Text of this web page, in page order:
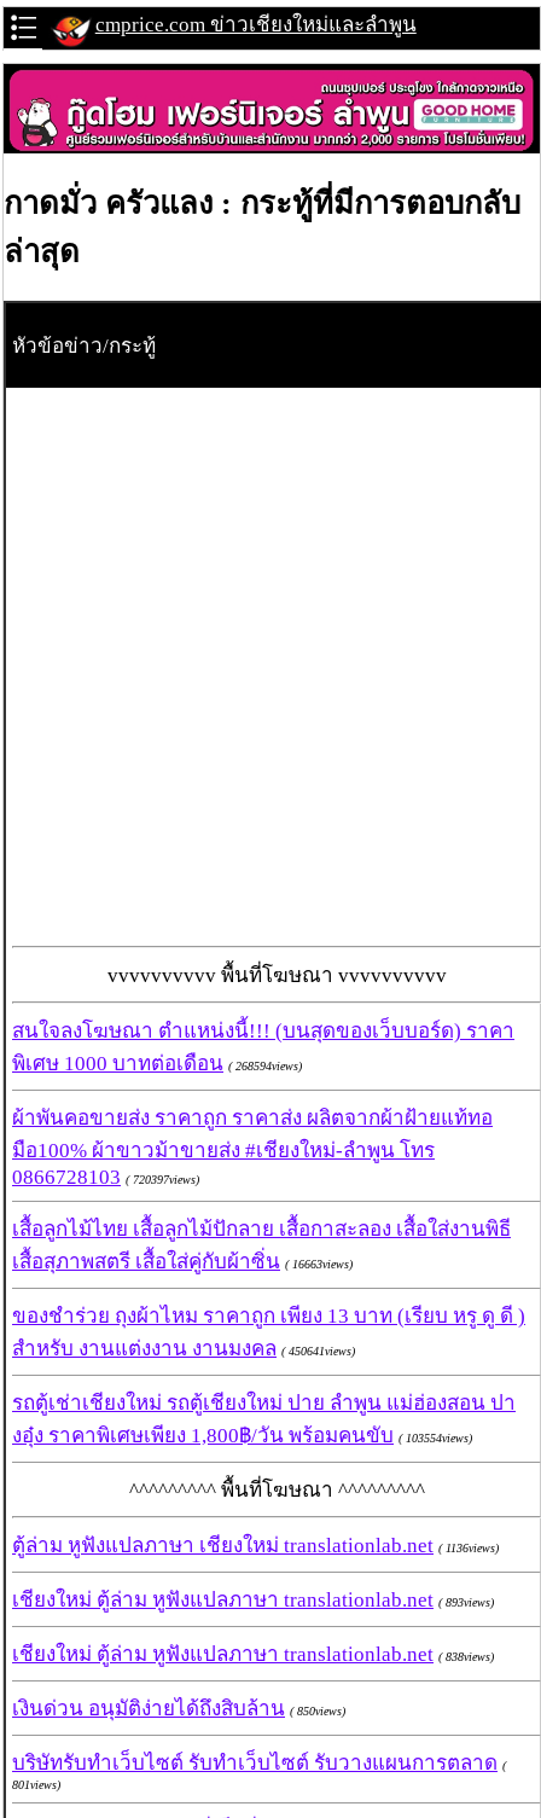
cmprice.com ข่าวเชียงใหม่และลำพูน
กาดมั่ว ครัวแลง : กระทู้ที่มีการตอบกลับ
ล่าสุด
หัวข้อข่าว/กระทู้
vvvvvvvvvv พื้นที่โฆษณา vvvvvvvvvv
สนใจลงโฆษณา ตำแหน่งนี้!!! (บนสุดของเว็บบอร์ด) ราคา
พิเศษ 1000 บาทต่อเดือน ( 268594views)
ผ้าพันคอขายส่ง ราคาถูก ราคาส่ง ผลิตจากผ้าฝ้ายแท้ทอ
มือ100% ผ้าขาวม้าขายส่ง #เชียงใหม่-ลำพูน โทร
0866728103 ( 720397views)
เสื้อลูกไม้ไทย เสื้อลูกไม้ปักลาย เสื้อกาสะลอง เสื้อใส่งานพิธี
เสื้อสุภาพสตรี เสื้อใส่คู่กับผ้าซิ่น ( 16663views)
ของชำร่วย ถุงผ้าไหม ราคาถูก เพียง 13 บาท (เรียบ หรู ดู ดี )
สำหรับ งานแต่งงาน งานมงคล ( 450641views)
รถตู้เช่าเชียงใหม่ รถตู้เชียงใหม่ ปาย ลำพูน แม่ฮ่องสอน ปา
งอุ๋ง ราคาพิเศษเพียง 1,800฿/วัน พร้อมคนขับ ( 103554views)
^^^^^^^^^ พื้นที่โฆษณา ^^^^^^^^^
ตู้ล่าม หูฟังแปลภาษา เชียงใหม่ translationlab.net ( 1136views)
เชียงใหม่ ตู้ล่าม หูฟังแปลภาษา translationlab.net ( 893views)
เชียงใหม่ ตู้ล่าม หูฟังแปลภาษา translationlab.net ( 838views)
เงินด่วน อนุมัติง่ายได้ถึงสิบล้าน ( 850views)
บริษัทรับทำเว็บไซต์ รับทำเว็บไซต์ รับวางแผนการตลาด (
801views)